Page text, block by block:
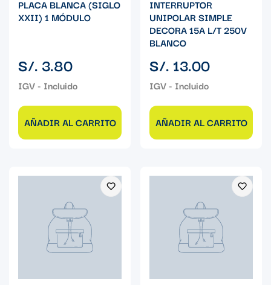
PLACA BLANCA (SIGLO
XXII) 1 MÓDULO
Precio
regular
S/. 3.80
AÑADIR AL CARRITO
INTERRUPTOR
UNIPOLAR SIMPLE
DECORA 15A L/T 250V
BLANCO
Precio
regular
S/. 13.00
AÑADIR AL CARRITO